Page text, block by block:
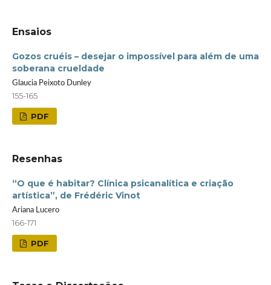
Ensaios
Gozos cruéis – desejar o impossível para além de uma
soberana crueldade
Glaucia Peixoto Dunley
155-165
PDF
Resenhas
“O que é habitar? Clínica psicanalítica e criação
artística”, de Frédéric Vinot
Ariana Lucero
166-171
PDF